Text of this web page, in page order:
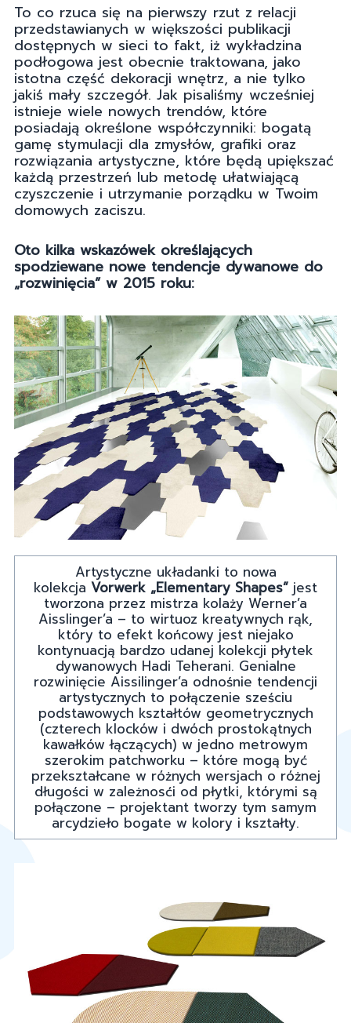
To co rzuca się na pierwszy rzut z relacji
przedstawianych w większości publikacji
dostępnych w sieci to fakt, iż wykładzina
podłogowa jest obecnie traktowana, jako
istotna część dekoracji wnętrz, a nie tylko
jakiś mały szczegół. Jak pisaliśmy wcześniej
istnieje wiele nowych trendów, które
posiadają określone współczynniki: bogatą
gamę stymulacji dla zmysłów, grafiki oraz
rozwiązania artystyczne, które będą upiększać
każdą przestrzeń lub metodę ułatwiającą
czyszczenie i utrzymanie porządku w Twoim
domowych zaciszu.
Oto kilka wskazówek określających
spodziewane nowe tendencje dywanowe do
„rozwinięcia” w 2015 roku:
Artystyczne układanki to nowa
kolekcja Vorwerk „Elementary Shapes” jest
tworzona przez mistrza kolaży Werner’a
Aisslinger’a – to wirtuoz kreatywnych rąk,
który to efekt końcowy jest niejako
kontynuacją bardzo udanej kolekcji płytek
dywanowych Hadi Teherani. Genialne
rozwinięcie Aissilinger’a odnośnie tendencji
artystycznych to połączenie sześciu
podstawowych kształtów geometrycznych
(czterech klocków i dwóch prostokątnych
kawałków łączących) w jedno metrowym
szerokim patchworku – które mogą być
przekształcane w różnych wersjach o różnej
długości w zależnosći od płytki, którymi są
połączone – projektant tworzy tym samym
arcydzieło bogate w kolory i kształty.